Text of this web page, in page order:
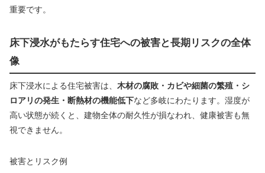
重要です。
床下浸水がもたらす住宅への被害と長期リスクの全体
像
床下浸水による住宅被害は、 木材の腐敗・カビや細菌の繁殖・シ
ロアリの発生・断熱材の機能低下など多岐にわたります。湿度が
高い状態が続くと、建物全体の耐久性が損なわれ、健康被害も無
視できません。
被害とリスク例